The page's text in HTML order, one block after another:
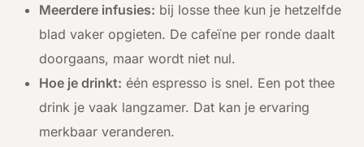
Meerdere infusies: bij losse thee kun je hetzelfde
blad vaker opgieten. De cafeïne per ronde daalt
doorgaans, maar wordt niet nul.
Hoe je drinkt: één espresso is snel. Een pot thee
drink je vaak langzamer. Dat kan je ervaring
merkbaar veranderen.